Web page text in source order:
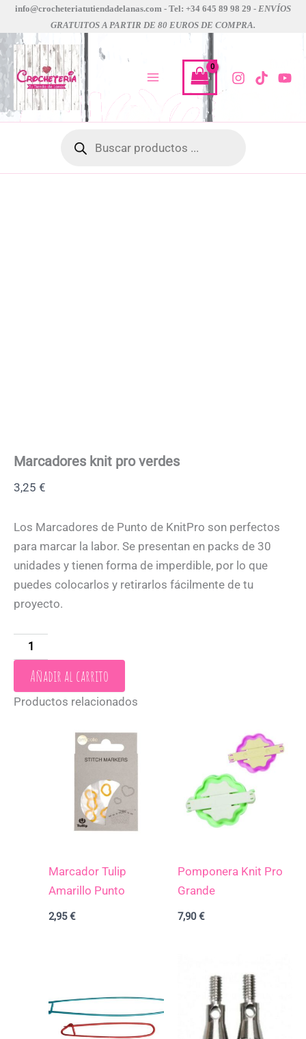
contenido
info@crocheteriatutiendadelanas.com - Tel: +34 645 89 98 29 - ENVÍOS
GRATUITOS A PARTIR DE 80 EUROS DE COMPRA.
productos
Marcadores knit pro verdes
3,25 €
Los Marcadores de Punto de KnitPro son perfectos
para marcar la labor. Se presentan en packs de 30
unidades y tienen forma de imperdible, por lo que
puedes colocarlos y retirarlos fácilmente de tu
proyecto.
Marcadores
pro
verdes
cantidad
Añadir al carrito
Productos relacionados
Marcador Tulip
Amarillo Punto
2,95€
Pomponera Knit Pro
Grande
7,90€